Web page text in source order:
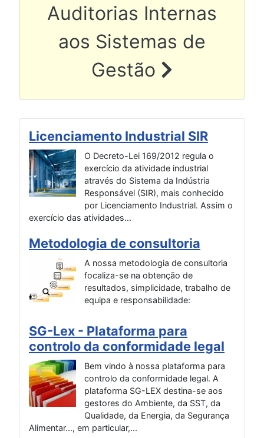
Artigo seguinte:
Auditorias Internas
aos Sistemas de
Gestão
Licenciamento Industrial SIR
O Decreto-Lei 169/2012 regula o
exercício da atividade industrial
através do Sistema da Indústria
Responsável (SIR), mais conhecido
por Licenciamento Industrial. Assim o
exercício das atividades...
Metodologia de consultoria
A nossa metodologia de consultoria
focaliza-se na obtenção de
resultados, simplicidade, trabalho de
equipa e responsabilidade:
SG-Lex - Plataforma para
controlo da conformidade legal
Bem vindo à nossa plataforma para
controlo da conformidade legal. A
plataforma SG-LEX destina-se aos
gestores do Ambiente, da SST, da
Qualidade, da Energia, da Segurança
Alimentar..., em particular,...